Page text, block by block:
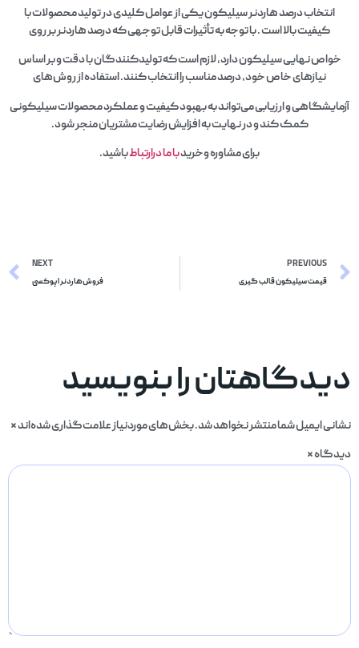
انتخاب درصد هاردنر سیلیکون یکی از عوامل کلیدی در تولید محصولات با
کیفیت بالا است . با توجه به تأثیرات قابل توجهی که درصد هاردنر بر روی
خواص نهایی سیلیکون دارد، لازم است که تولیدکنندگان با دقت و بر اساس
نیازهای خاص خود، درصد مناسب را انتخاب کنند. استفاده از روش‌های
آزمایشگاهی و ارزیابی می‌تواند به بهبود کیفیت و عملکرد محصولات سیلیکونی
کمک کند و در نهایت به افزایش رضایت مشتریان منجر شود.
برای مشاوره وخریدبا ما درارتباطباشید.
PREVIOUS
قیمت سیلیکون قالب گیری
NEXT
فروش هاردنر اپوکسی
دیدگاهتان را بنویسید
نشانی ایمیل شما منتشر نخواهد شد.بخش‌های موردنیاز علامت‌گذاری شده‌اند*
دیدگاه*